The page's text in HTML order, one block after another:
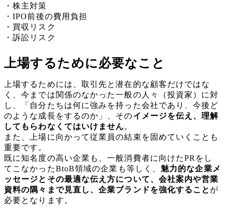
・株主対策
・IPO前後の費用負担
・買収リスク
・訴訟リスク
上場するために必要なこと
上場するためには、取引先と潜在的な顧客だけではな
く、今までは関係のなかった一般の人々（投資家）に対
し、「自分たちは何に強みを持った会社であり、今後ど
のような成長をするのか」、そのイメージを伝え、理解
してもらわなくてはいけません。
また、上場に向かって従業員の結束を固めていくことも
重要です。
既に知名度の高い企業も、一般消費者に向けたPRをし
てこなかったBtoB領域の企業も等しく、 魅力的な企業メ
ッセージとその最適な伝え方について、会社案内や営業
資料の隅々まで見直し、企業ブランドを強化すること が
必要となります。